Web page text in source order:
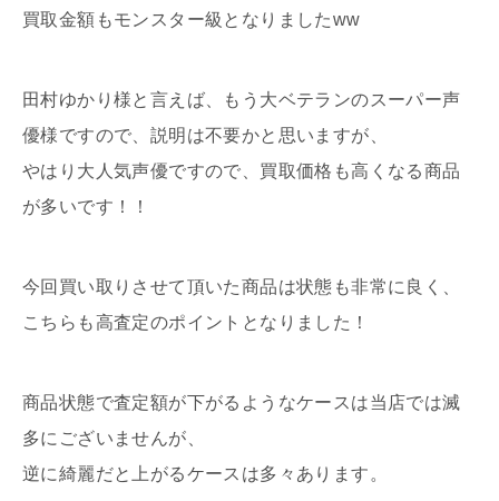
買取金額もモンスター級となりましたww
田村ゆかり様と言えば、もう大ベテランのスーパー声
優様ですので、説明は不要かと思いますが、
やはり大人気声優ですので、買取価格も高くなる商品
が多いです！！
今回買い取りさせて頂いた商品は状態も非常に良く、
こちらも高査定のポイントとなりました！
商品状態で査定額が下がるようなケースは当店では滅
多にございませんが、
逆に綺麗だと上がるケースは多々あります。